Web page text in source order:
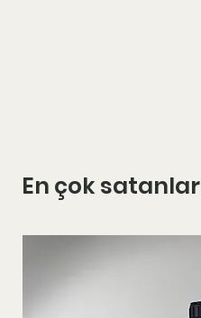
En çok satanlar